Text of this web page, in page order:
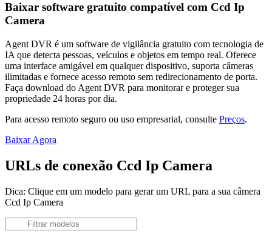
Baixar software gratuito compatível com Ccd Ip
Camera
Agent DVR é um software de vigilância gratuito com tecnologia de
IA que detecta pessoas, veículos e objetos em tempo real. Oferece
uma interface amigável em qualquer dispositivo, suporta câmeras
ilimitadas e fornece acesso remoto sem redirecionamento de porta.
Faça download do Agent DVR para monitorar e proteger sua
propriedade 24 horas por dia.
Para acesso remoto seguro ou uso empresarial, consulte Preços.
Baixar Agora
URLs de conexão Ccd Ip Camera
Dica: Clique em um modelo para gerar um URL para a sua câmera
Ccd Ip Camera